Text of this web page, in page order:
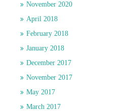
November 2020
April 2018
February 2018
January 2018
December 2017
November 2017
May 2017
March 2017